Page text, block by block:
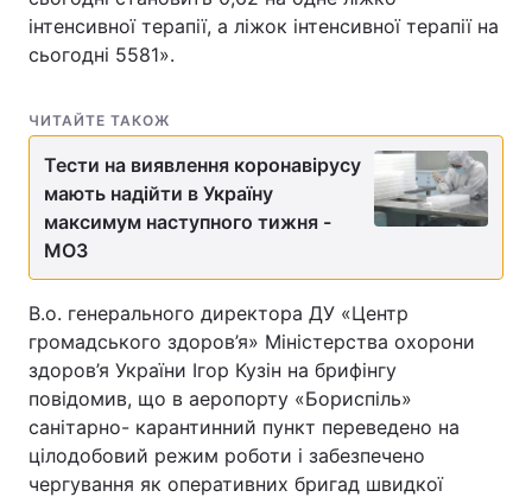
інтенсивної терапії, а ліжок інтенсивної терапії на
сьогодні 5581».
ЧИТАЙТЕ ТАКОЖ
Тести на виявлення коронавірусу
мають надійти в Україну
максимум наступного тижня -
МОЗ
В.о. генерального директора ДУ «Центр
громадського здоров’я» Міністерства охорони
здоров’я України Ігор Кузін на брифінгу
повідомив, що в аеропорту «Бориспіль»
санітарно- карантинний пункт переведено на
цілодобовий режим роботи і забезпечено
чергування як оперативних бригад швидкої